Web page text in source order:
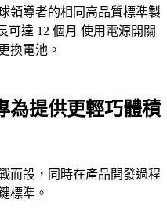
領導者的相同高品質標準製
可達 12 個月 使用電源開關
換電池。
為提供更輕巧體積
而設，同時在產品開發過程
標準。